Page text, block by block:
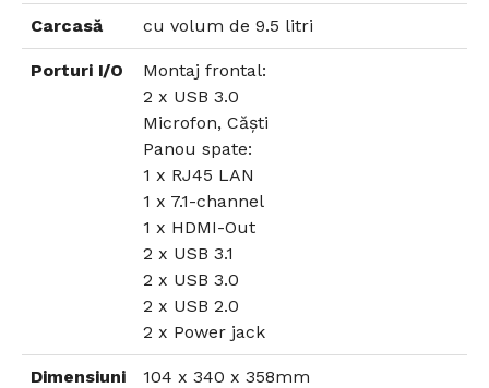
Carcasă cu volum de 9.5 litri
Porturi I/O
Montaj frontal:
2 x USB 3.0
Microfon, Căști
Panou spate:
1 x RJ45 LAN
1 x 7.1-channel
1 x HDMI-Out
2 x USB 3.1
2 x USB 3.0
2 x USB 2.0
2 x Power jack
Dimensiuni 104 x 340 x 358mm